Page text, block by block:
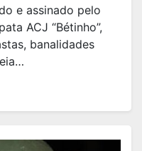
e assinado pelo
ACJ “Bétinho”,
banalidades